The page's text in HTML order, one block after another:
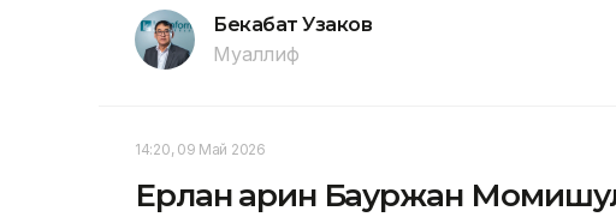
Бекабат Узаков
Муаллиф
14:20, 09 Май 2026
Ерлан Қарин Бауржан